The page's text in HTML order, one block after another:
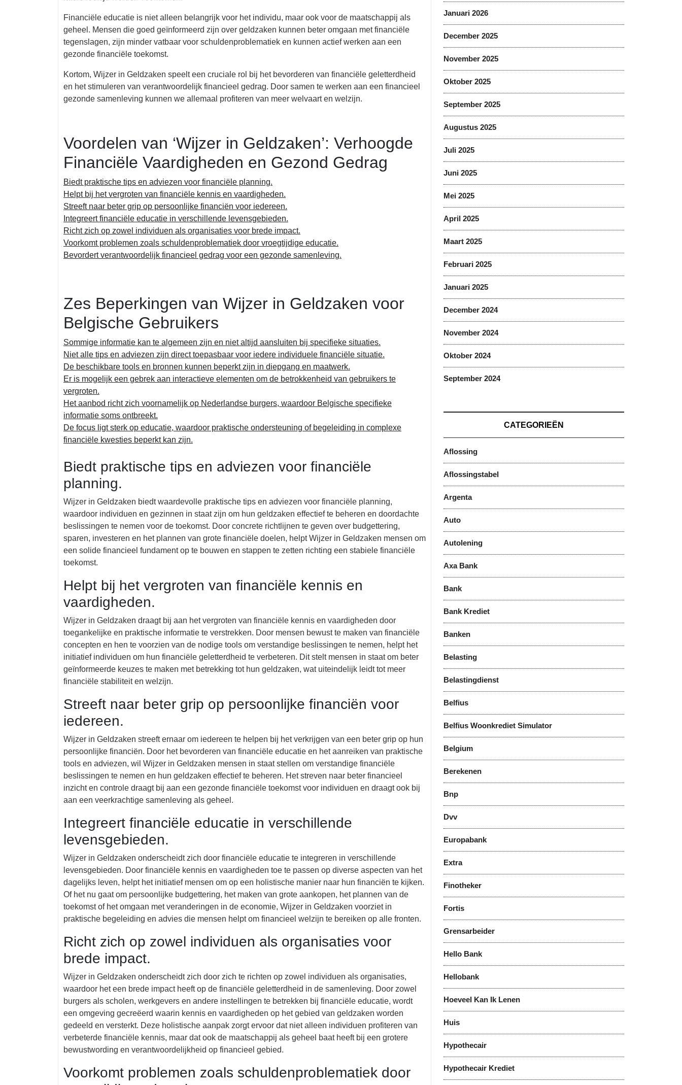
Financiële educatie is niet alleen belangrijk voor het individu, maar ook voor de maatschappij als
geheel. Mensen die goed geïnformeerd zijn over geldzaken kunnen beter omgaan met financiële
tegenslagen, zijn minder vatbaar voor schuldenproblematiek en kunnen actief werken aan een
gezonde financiële toekomst.
Kortom, Wijzer in Geldzaken speelt een cruciale rol bij het bevorderen van financiële geletterdheid
en het stimuleren van verantwoordelijk financieel gedrag. Door samen te werken aan een financieel
gezonde samenleving kunnen we allemaal profiteren van meer welvaart en welzijn.
Voordelen van ‘Wijzer in Geldzaken’: Verhoogde
Financiële Vaardigheden en Gezond Gedrag
Biedt praktische tips en adviezen voor financiële planning.
Helpt bij het vergroten van financiële kennis en vaardigheden.
Streeft naar beter grip op persoonlijke financiën voor iedereen.
Integreert financiële educatie in verschillende levensgebieden.
Richt zich op zowel individuen als organisaties voor brede impact.
Voorkomt problemen zoals schuldenproblematiek door vroegtijdige educatie.
Bevordert verantwoordelijk financieel gedrag voor een gezonde samenleving.
Zes Beperkingen van Wijzer in Geldzaken voor
Belgische Gebruikers
Sommige informatie kan te algemeen zijn en niet altijd aansluiten bij specifieke situaties.
Niet alle tips en adviezen zijn direct toepasbaar voor iedere individuele financiële situatie.
De beschikbare tools en bronnen kunnen beperkt zijn in diepgang en maatwerk.
Er is mogelijk een gebrek aan interactieve elementen om de betrokkenheid van gebruikers te
vergroten.
Het aanbod richt zich voornamelijk op Nederlandse burgers, waardoor Belgische specifieke
informatie soms ontbreekt.
De focus ligt sterk op educatie, waardoor praktische ondersteuning of begeleiding in complexe
financiële kwesties beperkt kan zijn.
Biedt praktische tips en adviezen voor financiële
planning.
Wijzer in Geldzaken biedt waardevolle praktische tips en adviezen voor financiële planning,
waardoor individuen en gezinnen in staat zijn om hun geldzaken effectief te beheren en doordachte
beslissingen te nemen voor de toekomst. Door concrete richtlijnen te geven over budgettering,
sparen, investeren en het plannen van grote financiële doelen, helpt Wijzer in Geldzaken mensen om
een solide financieel fundament op te bouwen en stappen te zetten richting een stabiele financiële
toekomst.
Helpt bij het vergroten van financiële kennis en
vaardigheden.
Wijzer in Geldzaken draagt bij aan het vergroten van financiële kennis en vaardigheden door
toegankelijke en praktische informatie te verstrekken. Door mensen bewust te maken van financiële
concepten en hen te voorzien van de nodige tools om verstandige beslissingen te nemen, helpt het
initiatief individuen om hun financiële geletterdheid te verbeteren. Dit stelt mensen in staat om beter
geïnformeerde keuzes te maken met betrekking tot hun geldzaken, wat uiteindelijk leidt tot meer
financiële stabiliteit en welzijn.
Streeft naar beter grip op persoonlijke financiën voor
iedereen.
Wijzer in Geldzaken streeft ernaar om iedereen te helpen bij het verkrijgen van een beter grip op hun
persoonlijke financiën. Door het bevorderen van financiële educatie en het aanreiken van praktische
tools en adviezen, wil Wijzer in Geldzaken mensen in staat stellen om verstandige financiële
beslissingen te nemen en hun geldzaken effectief te beheren. Het streven naar beter financieel
inzicht en controle draagt bij aan een gezonde financiële toekomst voor individuen en draagt ook bij
aan een veerkrachtige samenleving als geheel.
Integreert financiële educatie in verschillende
levensgebieden.
Wijzer in Geldzaken onderscheidt zich door financiële educatie te integreren in verschillende
levensgebieden. Door financiële kennis en vaardigheden toe te passen op diverse aspecten van het
dagelijks leven, helpt het initiatief mensen om op een holistische manier naar hun financiën te kijken.
Of het nu gaat om persoonlijke budgettering, het maken van grote aankopen, het plannen van de
toekomst of het omgaan met veranderingen in de economie, Wijzer in Geldzaken voorziet in
praktische begeleiding en advies die mensen helpt om financieel welzijn te bereiken op alle fronten.
Richt zich op zowel individuen als organisaties voor
brede impact.
Wijzer in Geldzaken onderscheidt zich door zich te richten op zowel individuen als organisaties,
waardoor het een brede impact heeft op de financiële geletterdheid in de samenleving. Door zowel
burgers als scholen, werkgevers en andere instellingen te betrekken bij financiële educatie, wordt
een omgeving gecreëerd waarin kennis en vaardigheden op het gebied van geldzaken worden
gedeeld en versterkt. Deze holistische aanpak zorgt ervoor dat niet alleen individuen profiteren van
verbeterde financiële kennis, maar dat ook de maatschappij als geheel baat heeft bij een grotere
bewustwording en verantwoordelijkheid op financieel gebied.
Voorkomt problemen zoals schuldenproblematiek door
Januari 2026
December 2025
November 2025
Oktober 2025
September 2025
Augustus 2025
Juli 2025
Juni 2025
Mei 2025
April 2025
Maart 2025
Februari 2025
Januari 2025
December 2024
November 2024
Oktober 2024
September 2024
CATEGORIEËN
Aflossing
Aflossingstabel
Argenta
Auto
Autolening
Axa Bank
Bank
Bank Krediet
Banken
Belasting
Belastingdienst
Belfius
Belfius Woonkrediet Simulator
Belgium
Berekenen
Bnp
Dvv
Europabank
Extra
Finotheker
Fortis
Grensarbeider
Hello Bank
Hellobank
Hoeveel Kan Ik Lenen
Huis
Hypothecair
Hypothecair Krediet